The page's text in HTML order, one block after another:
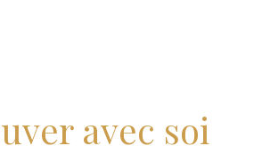
avec soi